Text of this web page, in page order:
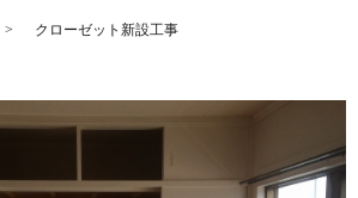
クローゼット新設工事